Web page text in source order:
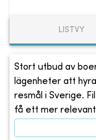
LISTVY
Stort utbud av
lägenheter att
resmål i Sverige.
få ett mer